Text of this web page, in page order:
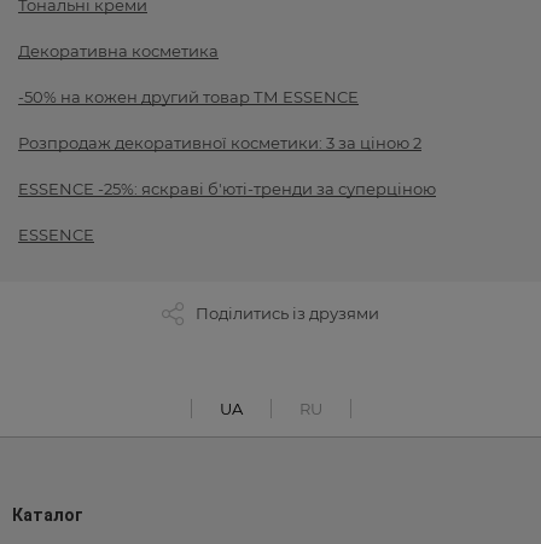
Тональні креми
Декоративна косметика
-50% на кожен другий товар ТМ ESSENCE
Розпродаж декоративної косметики: 3 за ціною 2
ESSENCE -25%: яскраві б'юті-тренди за суперціною
ESSENCE
Поділитись із друзями
UA RU
Каталог